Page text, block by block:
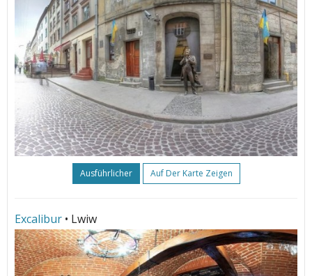
Ausführlicher Auf Der Karte Zeigen
Excalibur • Lwiw